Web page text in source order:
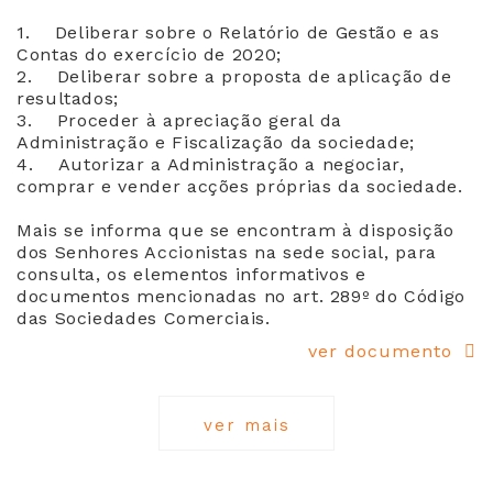
1. Deliberar sobre o Relatório de Gestão e as
Contas do exercício de 2020;
2. Deliberar sobre a proposta de aplicação de
resultados;
3. Proceder à apreciação geral da
Administração e Fiscalização da sociedade;
4. Autorizar a Administração a negociar,
comprar e vender acções próprias da sociedade.
Mais se informa que se encontram à disposição
dos Senhores Accionistas na sede social, para
consulta, os elementos informativos e
documentos mencionadas no art. 289º do Código
das Sociedades Comerciais.
ver documento
ver mais